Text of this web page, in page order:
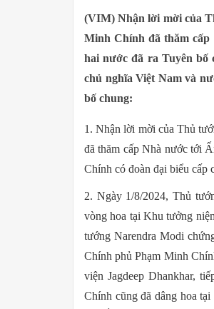
(VIM) Nhận lời mời của
Minh Chính đã thăm cấp
hai nước đã ra Tuyên bố
chủ nghĩa Việt Nam và
bố chung:
1. Nhận lời mời của Thủ
đã thăm cấp Nhà nước tới
Chính có đoàn đại biểu cấp
2. Ngày 1/8/2024, Thủ
vòng hoa tại Khu tưởng
tướng Narendra Modi
Chính phủ Phạm Minh
viện Jagdeep Dhankhar,
Chính cũng đã dâng hoa